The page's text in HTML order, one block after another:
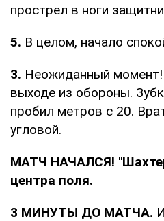
прострел в ноги
5. В целом, начало
3. Неожиданный
выходе из обороны.
пробил метров с 20.
угловой.
МАТЧ НАЧАЛСЯ!
центра поля.
3 МИНУТЫ ДО МАТЧА.